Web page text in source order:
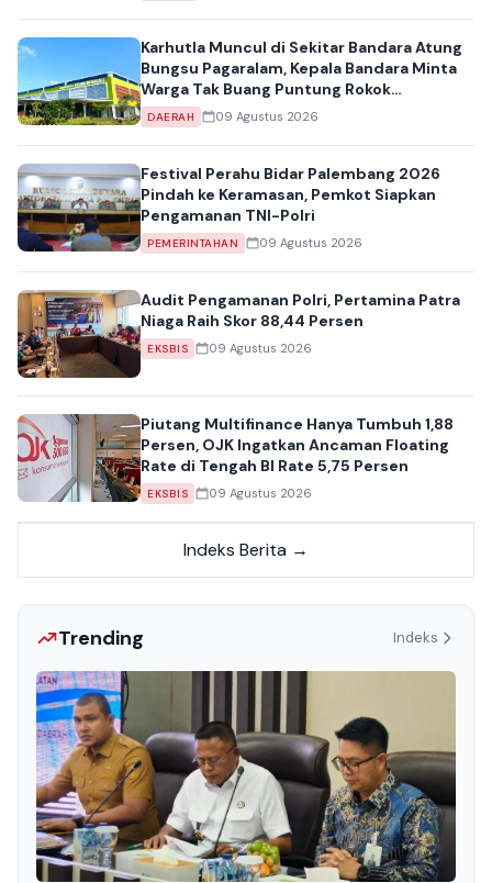
Karhutla Muncul di Sekitar Bandara Atung
Bungsu Pagaralam, Kepala Bandara Minta
Warga Tak Buang Puntung Rokok
Sembarangan
DAERAH 09 Agustus 2026
Festival Perahu Bidar Palembang 2026
Pindah ke Keramasan, Pemkot Siapkan
Pengamanan TNI-Polri
PEMERINTAHAN 09 Agustus 2026
Audit Pengamanan Polri, Pertamina Patra
Niaga Raih Skor 88,44 Persen
EKSBIS 09 Agustus 2026
Piutang Multifinance Hanya Tumbuh 1,88
Persen, OJK Ingatkan Ancaman Floating
Rate di Tengah BI Rate 5,75 Persen
EKSBIS 09 Agustus 2026
Indeks Berita →
Trending Indeks